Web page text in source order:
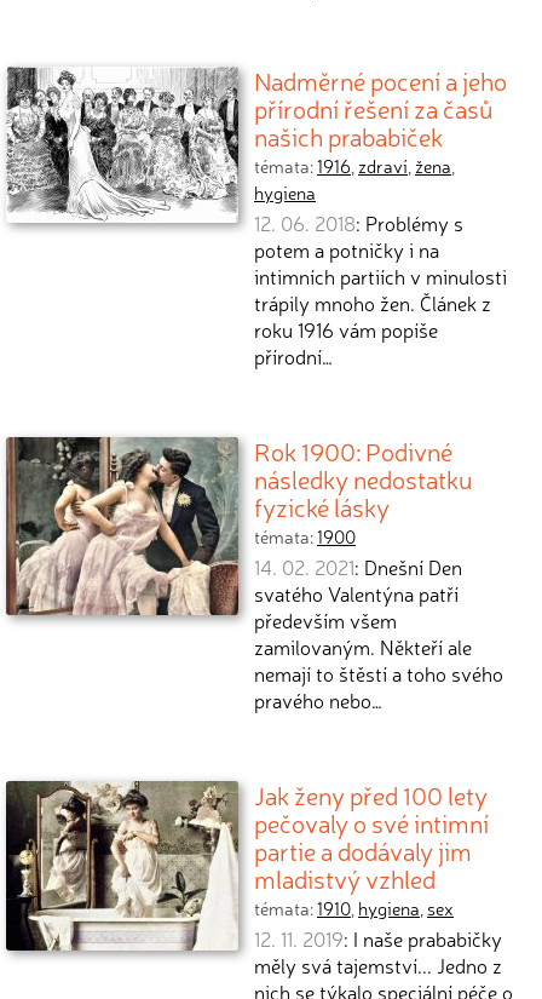
Nadměrné pocení a jeho
přírodní řešení za časů
našich prababiček
témata:1916, zdraví, žena,
hygiena
12. 06. 2018: Problémy s
potem a potničky i na
intimních partiích v minulosti
trápily mnoho žen. Článek z
roku 1916 vám popíše
přírodní…
Rok 1900: Podivné
následky nedostatku
fyzické lásky
témata:1900
14. 02. 2021: Dnešní Den
svatého Valentýna patří
především všem
zamilovaným. Někteří ale
nemají to štěstí a toho svého
pravého nebo…
Jak ženy před 100 lety
pečovaly o své intimní
partie a dodávaly jim
mladistvý vzhled
témata:1910, hygiena, sex
12. 11. 2019: I naše prababičky
měly svá tajemství... Jedno z
nich se týkalo speciální péče o